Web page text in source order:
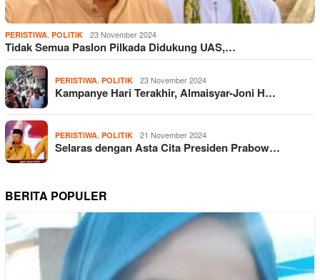
PERISTIWA POLITIK 23 November 2024
Tidak Semua Paslon Pilkada Didukung UAS,…
PERISTIWA POLITIK 23 November 2024
Kampanye Hari Terakhir, Almaisyar-Joni H…
PERISTIWA POLITIK 21 November 2024
Selaras dengan Asta Cita Presiden Prabow…
BERITA POPULER